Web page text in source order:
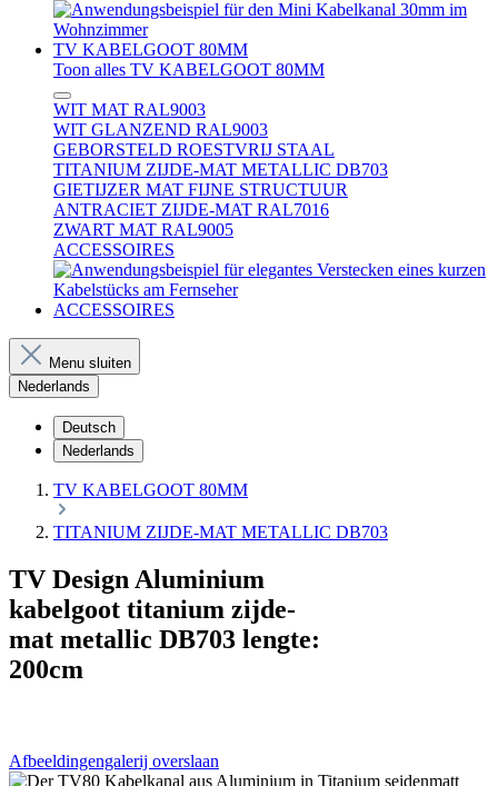
TV KABELGOOT 80MM
Toon alles TV KABELGOOT 80MM
WIT MAT RAL9003
WIT GLANZEND RAL9003
GEBORSTELD ROESTVRIJ STAAL
TITANIUM ZIJDE-MAT METALLIC DB703
GIETIJZER MAT FIJNE STRUCTUUR
ANTRACIET ZIJDE-MAT RAL7016
ZWART MAT RAL9005
ACCESSOIRES
ACCESSOIRES
Menu sluiten
Nederlands
Deutsch
Nederlands
TV KABELGOOT 80MM
TITANIUM ZIJDE-MAT METALLIC DB703
TV Design Aluminium
kabelgoot titanium zijde-
mat metallic DB703 lengte:
200cm
Afbeeldingengalerij overslaan